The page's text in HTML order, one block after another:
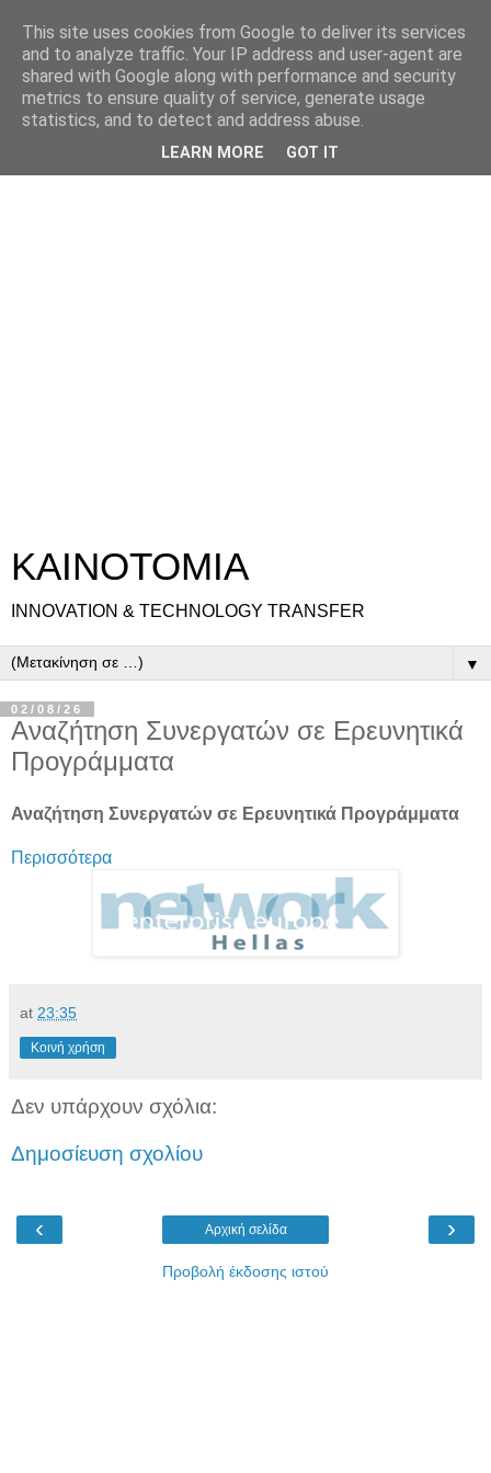
ΚΑΙΝΟΤΟΜΙΑ
INNOVATION & TECHNOLOGY TRANSFER
▼
02/08/26
Αναζήτηση Συνεργατών σε Ερευνητικά
Προγράμματα
Αναζήτηση Συνεργατών σε Ερευνητικά Προγράμματα
Περισσότερα
at 23:35
Κοινή χρήση
Δεν υπάρχουν σχόλια:
Δημοσίευση σχολίου
‹ ›
Αρχική σελίδα
Προβολή έκδοσης ιστού
This site uses cookies from Google to deliver its services
and to analyze traffic. Your IP address and user-agent are
shared with Google along with performance and security
metrics to ensure quality of service, generate usage
statistics, and to detect and address abuse.
LEARN MORE GOT IT